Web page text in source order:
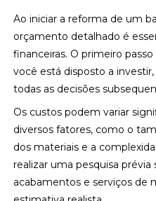
Ao iniciar a reforma de um
orçamento detalhado é
financeiras. O primeiro
você está disposto a
todas as decisões
Os custos podem variar
diversos fatores, como o
dos materiais e a
realizar uma pesquisa
acabamentos e serviços de